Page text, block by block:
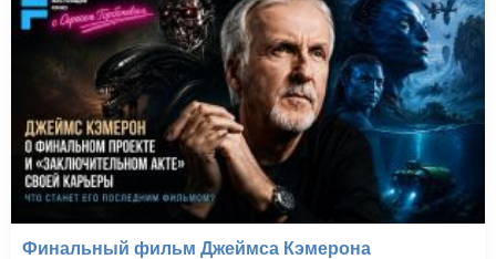
Финальный фильм Джеймса Кэмерона